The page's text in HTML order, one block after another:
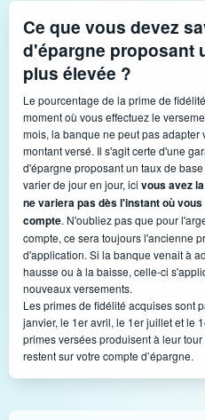
Ce que vous devez
d'épargne proposant
plus élevée ?
Le pourcentage de la prime de
moment où vous effectuez le
mois, la banque ne peut pas adapter
montant versé. Il s'agit certe d'une
d'épargne proposant un taux de
varier de jour en jour, ici vous avez
ne variera pas dès l'instant où
compte. N'oubliez pas que pour
compte, ce sera toujours l'ancienne
d'application. Si la banque venait à
hausse ou à la baisse, celle-ci
nouveaux versements.
Les primes de fidélité acquises sont
janvier, le 1er avril, le 1er juillet et le
primes versées produisent à leur
restent sur votre compte d’épargne.